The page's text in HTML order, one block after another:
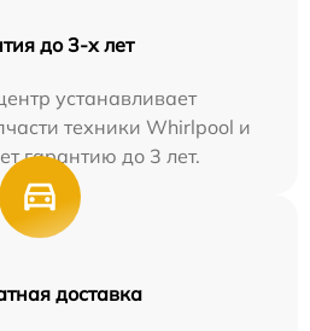
до 3-х лет
устанавливает
техники Whirlpool и
гарантию до 3 лет.
доставка